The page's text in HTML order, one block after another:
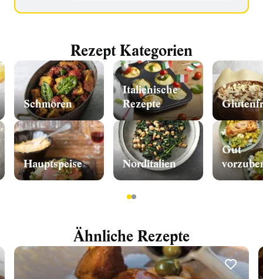
Rezept Kategorien
Schmoren
Hauptspeise
Italienische
Rezepte
Norditalien
Gut
12
Ähnliche Rezepte